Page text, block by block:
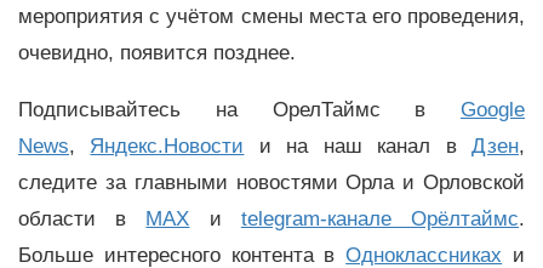
мероприятия с учётом смены места его проведения,
очевидно, появится позднее.
Подписывайтесь на ОрелТаймс в Google
News, Яндекс.Новости и на наш канал вДзен,
следите за главными новостями Орла и Орловской
области в MAX и telegram-канале Орёлтаймс.
Больше интересного контента вОдноклассниках и